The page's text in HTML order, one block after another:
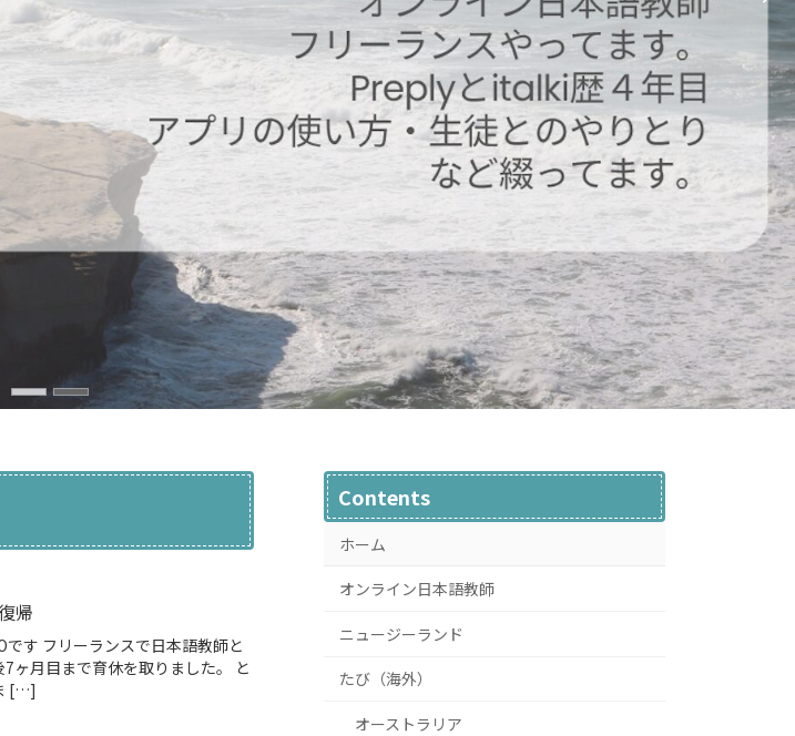
帰
す フリーランスで日本語教師と
ヶ月目まで育休を取りました。 と
[…]
Contents
ホーム
オンライン日本語教師
ニュージーランド
たび（海外）
オーストラリア